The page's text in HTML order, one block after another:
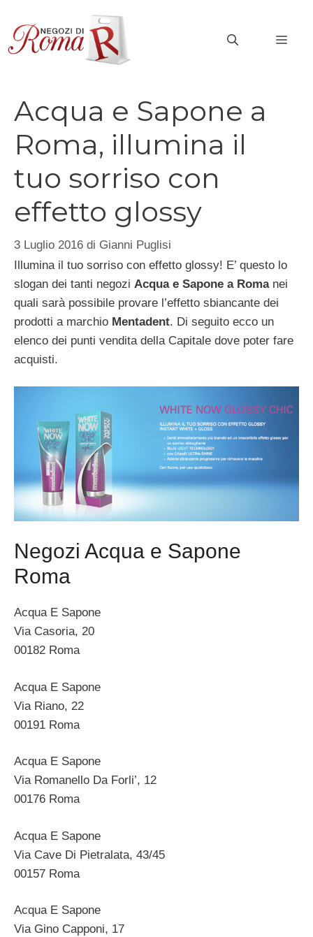
contenuto
Acqua e Sapone a
Roma, illumina il
tuo sorriso con
effetto glossy
3 Luglio 2016 di Gianni Puglisi
Illumina il tuo sorriso con effetto glossy! E’ questo lo
slogan dei tanti negozi Acqua e Sapone a Romanei
quali sarà possibile provare l’effetto sbiancante dei
prodotti a marchio Mentadent. Di seguito ecco un
elenco dei punti vendita della Capitale dove poter fare
acquisti.
Negozi Acqua e Sapone
Roma
Acqua E Sapone
Via Casoria, 20
00182 Roma
Acqua E Sapone
Via Riano, 22
00191 Roma
Acqua E Sapone
Via Romanello Da Forli’, 12
00176 Roma
Acqua E Sapone
Via Cave Di Pietralata, 43/45
00157 Roma
Acqua E Sapone
Via Gino Capponi, 17